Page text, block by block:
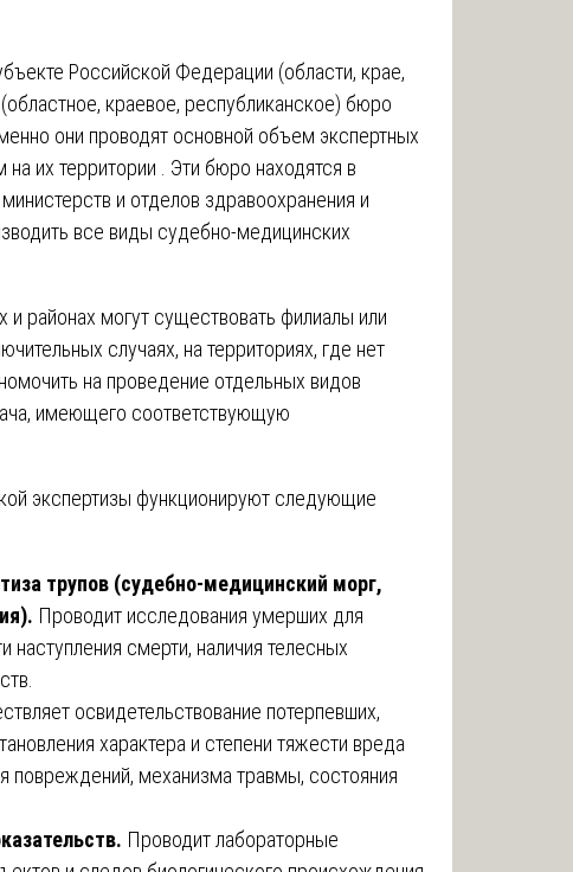
Российской Федерации (области, крае,
краевое, республиканское) бюро
они проводят основной объем экспертных
их территории . Эти бюро находятся в
и отделов здравоохранения и
все виды судебно-медицинских
и районах могут существовать филиалы или
случаях, на территориях, где нет
на проведение отдельных видов
имеющего соответствующую
экспертизы функционируют следующие
трупов (судебно-медицинский морг,
Проводит исследования умерших для
наступления смерти, наличия телесных
освидетельствование потерпевших,
характера и степени тяжести вреда
повреждений, механизма травмы, состояния
Проводит лабораторные